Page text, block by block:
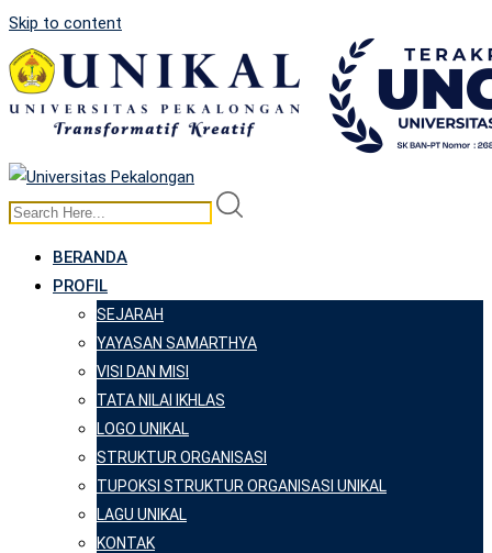
Skip to content
BERANDA
PROFIL
SEJARAH
YAYASAN SAMARTHYA
VISI DAN MISI
TATA NILAI IKHLAS
LOGO UNIKAL
STRUKTUR ORGANISASI
TUPOKSI STRUKTUR ORGANISASI UNIKAL
LAGU UNIKAL
KONTAK